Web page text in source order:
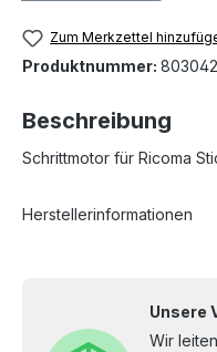
Zum Merkzettel
Produktnummer:
Beschreibung
Schrittmotor für Ricoma
Herstellerinformationen
Unsere
Wir